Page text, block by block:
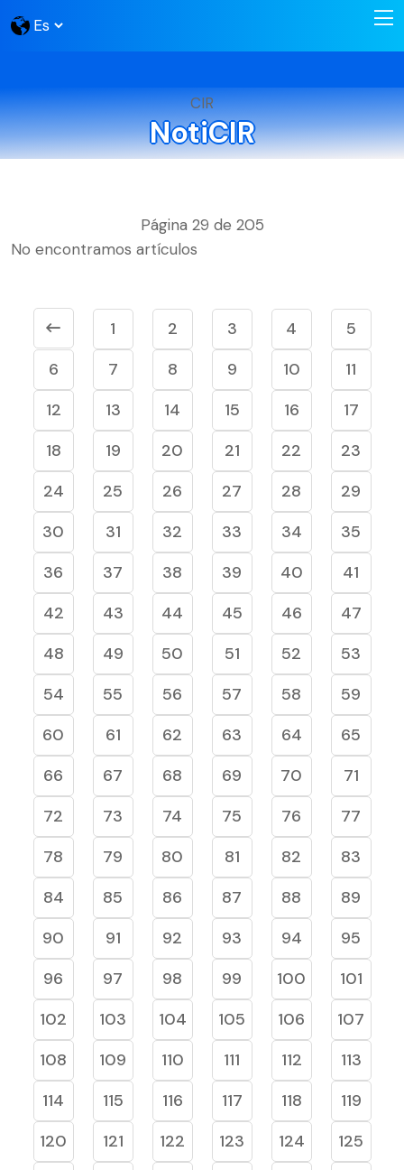
CIR
NotiCIR
Página 29 de 205
No encontramos artículos
1 2 3 4
5
6
7 8 9 10
11
12
13 14 15 16
17
18
19 20 21 22
23
24
25 26 27 28
29
30
31 32 33 34
35
36
37 38 39 40
41
42
43 44 45 46
47
48
49 50 51 52
53
54
55 56 57 58
59
60
61 62 63 64
65
66
67 68 69 70
71
72
73 74 75 76
77
78
79 80 81 82
83
84
85 86 87 88
89
90
91 92 93 94
95
96
97 98 99 100
101
102
103 104 105 106
107
108
109 110 111 112
113
114
115 116 117 118
119
120
121 122 123 124
125